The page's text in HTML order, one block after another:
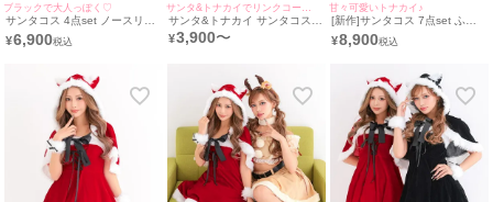
ブラックで大人っぽく♡
サンタコス 4点set ノースリー
ブ フレアスカート レース リボ
ン Aライン プチプラ サンタ コ
¥6,900
サンタ&トナカイでリンクコーデ♡
サンタ&トナカイ サンタコス
セットアップ ねこ耳ケープ フ
レア ふわふわ トナカイ オフシ
¥3,900〜
甘々可愛いトナカイ♪
[新作]サンタコス 7点set ふわ
ふわ トナカイ オフショル フレ
ア セットアップ コスプレ [カ
ベルト＋ガーターリング]
¥8,900